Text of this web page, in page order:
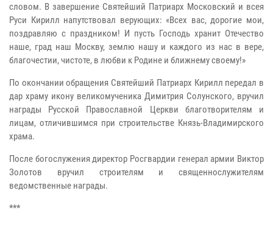
словом. В завершение Святейший Патриарх Московский и всея
Руси Кирилл напутствовал верующих: «Всех вас, дорогие мои,
поздравляю с праздником! И пусть Господь хранит Отечество
наше, град наш Москву, землю нашу и каждого из нас в вере,
благочестии, чистоте, в любви к Родине и ближнему своему!»
По окончании обращения Святейший Патриарх Кирилл передал в
дар храму икону великомученика Димитрия Солунского, вручил
награды Русской Православной Церкви благотворителям и
лицам, отличившимся при строительстве Князь-Владимирского
храма.
После богослужения директор Росгвардии генерал армии Виктор
Золотов вручил строителям и священнослужителям
ведомственные награды.
***